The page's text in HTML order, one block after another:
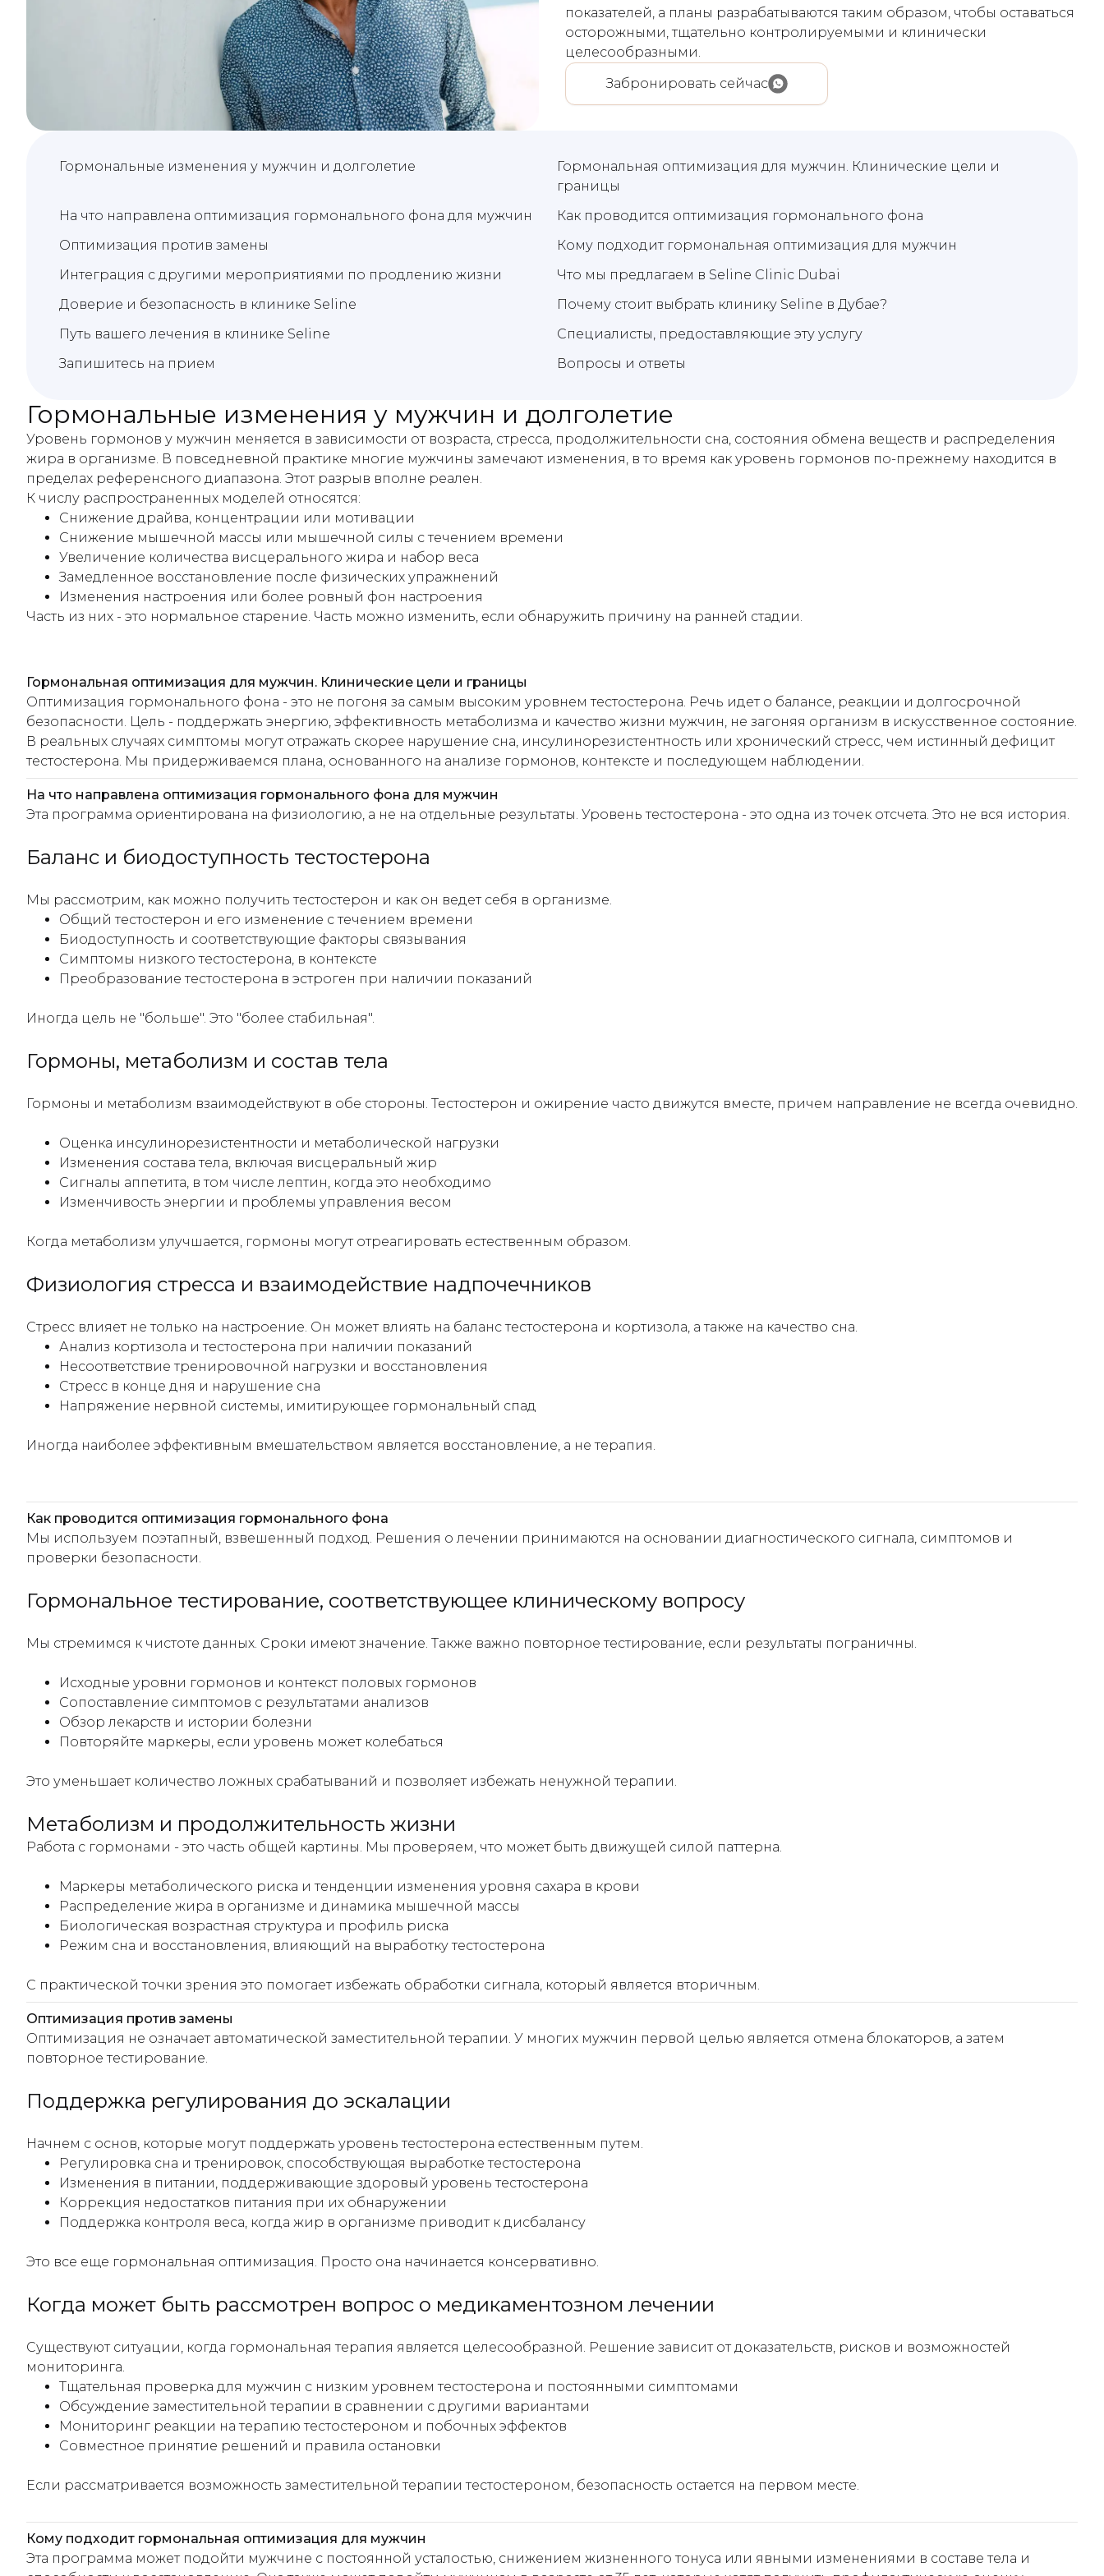
показателей, а планы разрабатываются таким образом, чтобы оставаться
осторожными, тщательно контролируемыми и клинически
целесообразными.
Забронировать сейчас
Гормональные изменения у мужчин и долголетие
Гормональная оптимизация для мужчин. Клинические цели и
границы
На что направлена оптимизация гормонального фона для мужчин
Как проводится оптимизация гормонального фона
Оптимизация против замены
Кому подходит гормональная оптимизация для мужчин
Интеграция с другими мероприятиями по продлению жизни
Что мы предлагаем в Seline Clinic Dubai
Доверие и безопасность в клинике Seline
Почему стоит выбрать клинику Seline в Дубае?
Путь вашего лечения в клинике Seline
Специалисты, предоставляющие эту услугу
Запишитесь на прием
Вопросы и ответы
Гормональные изменения у мужчин и долголетие
Уровень гормонов у мужчин меняется в зависимости от возраста, стресса, продолжительности сна, состояния обмена веществ и распределения
жира в организме. В повседневной практике многие мужчины замечают изменения, в то время как уровень гормонов по-прежнему находится в
пределах референсного диапазона. Этот разрыв вполне реален.
К числу распространенных моделей относятся:
Снижение драйва, концентрации или мотивации
Снижение мышечной массы или мышечной силы с течением времени
Увеличение количества висцерального жира и набор веса
Замедленное восстановление после физических упражнений
Изменения настроения или более ровный фон настроения
Часть из них - это нормальное старение. Часть можно изменить, если обнаружить причину на ранней стадии.
Гормональная оптимизация для мужчин. Клинические цели и границы
Оптимизация гормонального фона - это не погоня за самым высоким уровнем тестостерона. Речь идет о балансе, реакции и долгосрочной
безопасности. Цель - поддержать энергию, эффективность метаболизма и качество жизни мужчин, не загоняя организм в искусственное состояние.
В реальных случаях симптомы могут отражать скорее нарушение сна, инсулинорезистентность или хронический стресс, чем истинный дефицит
тестостерона. Мы придерживаемся плана, основанного на анализе гормонов, контексте и последующем наблюдении.
На что направлена оптимизация гормонального фона для мужчин
Эта программа ориентирована на физиологию, а не на отдельные результаты. Уровень тестостерона - это одна из точек отсчета. Это не вся история.
Баланс и биодоступность тестостерона
Мы рассмотрим, как можно получить тестостерон и как он ведет себя в организме.
Общий тестостерон и его изменение с течением времени
Биодоступность и соответствующие факторы связывания
Симптомы низкого тестостерона, в контексте
Преобразование тестостерона в эстроген при наличии показаний
Иногда цель не "больше". Это "более стабильная".
Гормоны, метаболизм и состав тела
Гормоны и метаболизм взаимодействуют в обе стороны. Тестостерон и ожирение часто движутся вместе, причем направление не всегда очевидно.
Оценка инсулинорезистентности и метаболической нагрузки
Изменения состава тела, включая висцеральный жир
Сигналы аппетита, в том числе лептин, когда это необходимо
Изменчивость энергии и проблемы управления весом
Когда метаболизм улучшается, гормоны могут отреагировать естественным образом.
Физиология стресса и взаимодействие надпочечников
Стресс влияет не только на настроение. Он может влиять на баланс тестостерона и кортизола, а также на качество сна.
Анализ кортизола и тестостерона при наличии показаний
Несоответствие тренировочной нагрузки и восстановления
Стресс в конце дня и нарушение сна
Напряжение нервной системы, имитирующее гормональный спад
Иногда наиболее эффективным вмешательством является восстановление, а не терапия.
Как проводится оптимизация гормонального фона
Мы используем поэтапный, взвешенный подход. Решения о лечении принимаются на основании диагностического сигнала, симптомов и
проверки безопасности.
Гормональное тестирование, соответствующее клиническому вопросу
Мы стремимся к чистоте данных. Сроки имеют значение. Также важно повторное тестирование, если результаты пограничны.
Исходные уровни гормонов и контекст половых гормонов
Сопоставление симптомов с результатами анализов
Обзор лекарств и истории болезни
Повторяйте маркеры, если уровень может колебаться
Это уменьшает количество ложных срабатываний и позволяет избежать ненужной терапии.
Метаболизм и продолжительность жизни
Работа с гормонами - это часть общей картины. Мы проверяем, что может быть движущей силой паттерна.
Маркеры метаболического риска и тенденции изменения уровня сахара в крови
Распределение жира в организме и динамика мышечной массы
Биологическая возрастная структура и профиль риска
Режим сна и восстановления, влияющий на выработку тестостерона
С практической точки зрения это помогает избежать обработки сигнала, который является вторичным.
Оптимизация против замены
Оптимизация не означает автоматической заместительной терапии. У многих мужчин первой целью является отмена блокаторов, а затем
повторное тестирование.
Поддержка регулирования до эскалации
Начнем с основ, которые могут поддержать уровень тестостерона естественным путем.
Регулировка сна и тренировок, способствующая выработке тестостерона
Изменения в питании, поддерживающие здоровый уровень тестостерона
Коррекция недостатков питания при их обнаружении
Поддержка контроля веса, когда жир в организме приводит к дисбалансу
Это все еще гормональная оптимизация. Просто она начинается консервативно.
Когда может быть рассмотрен вопрос о медикаментозном лечении
Существуют ситуации, когда гормональная терапия является целесообразной. Решение зависит от доказательств, рисков и возможностей
мониторинга.
Тщательная проверка для мужчин с низким уровнем тестостерона и постоянными симптомами
Обсуждение заместительной терапии в сравнении с другими вариантами
Мониторинг реакции на терапию тестостероном и побочных эффектов
Совместное принятие решений и правила остановки
Если рассматривается возможность заместительной терапии тестостероном, безопасность остается на первом месте.
Кому подходит гормональная оптимизация для мужчин
Эта программа может подойти мужчине с постоянной усталостью, снижением жизненного тонуса или явными изменениями в составе тела и